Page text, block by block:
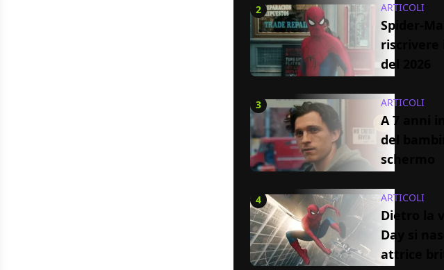
2 ARTICOLI
Spider-
riscrivere
del 2026
3 ARTICOLI
A 7 anni
del
schermo
4 ARTICOLI
Dietro la
Day si
attrice